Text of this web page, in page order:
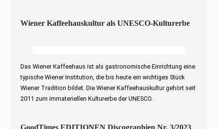
Wiener Kaffeehauskultur als UNESCO-Kulturerbe
Das Wiener Kaffeehaus ist als gastronomische Einrichtung eine
typische Wiener Institution, die bis heute ein wichtiges Stück
Wiener Tradition bildet. Die Wiener Kaffeehauskultur gehört seit
2011 zum immateriellen Kulturerbe der UNESCO.